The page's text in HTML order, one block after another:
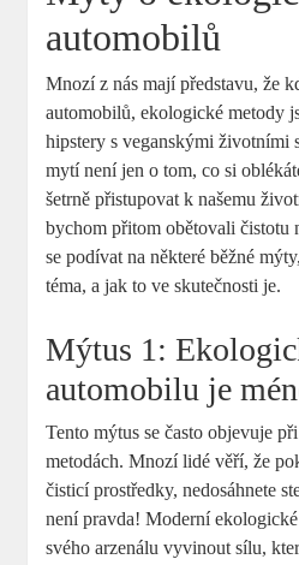
automobilů
Mnozí z nás mají představu, že
automobilů, ekologické metody
hipstery s veganskými životními
mytí není jen o tom, co si
šetrně přistupovat k našemu
bychom přitom obětovali čistotu
se podívat na některé běžné
téma, a jak to ve skutečnosti je.
Mýtus 1:
automobilu je
Tento mýtus se často objevuje
metodách. Mnozí lidé věří, že
čisticí prostředky, nedosáhnete
není pravda! Moderní
svého arzenálu vyvinout sílu,